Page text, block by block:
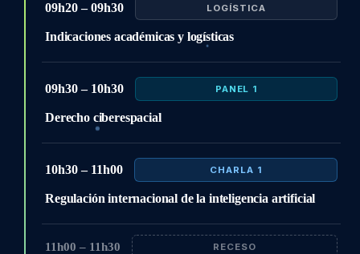
09h20 – 09h30 LOGÍSTICA
Indicaciones académicas y logísticas
09h30 – 10h30 PANEL 1
Derecho ciberespacial
10h30 – 11h00 CHARLA 1
Regulación internacional de la inteligencia artificial
11h00 – 11h30 RECESO